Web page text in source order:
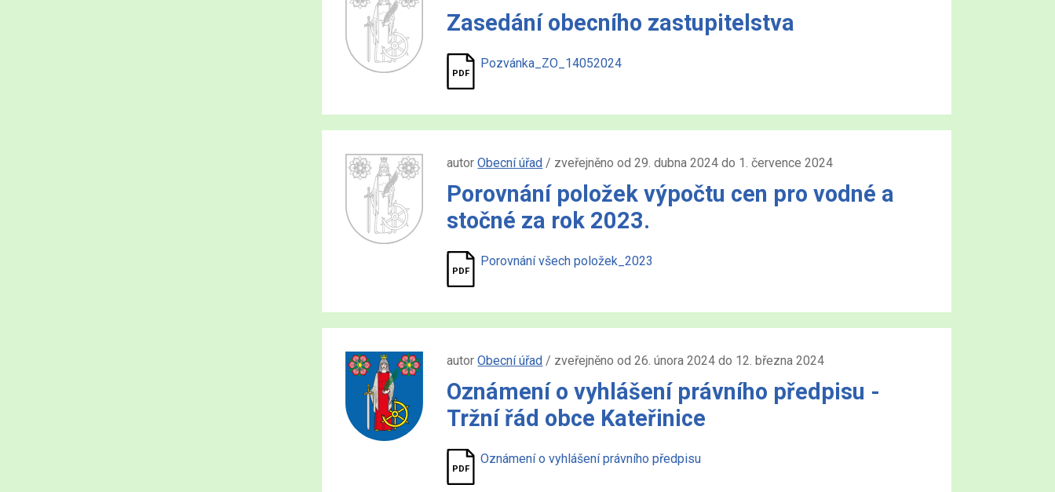
Zasedání obecního zastupitelstva
Pozvánka_ZO_14052024
autorObecní úřad / zveřejněno od 29. dubna 2024 do 1. července 2024
Porovnání položek výpočtu cen pro vodné a
stočné za rok 2023.
Porovnání všech položek_2023
autorObecní úřad / zveřejněno od 26. února 2024 do 12. března 2024
Oznámení o vyhlášení právního předpisu -
Tržní řád obce Kateřinice
Oznámení o vyhlášení právního předpisu